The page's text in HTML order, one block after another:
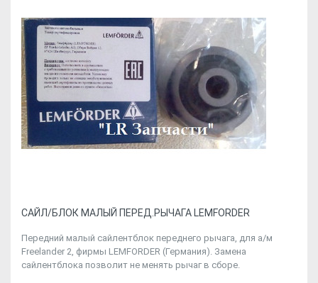
CАЙЛ/БЛОК МАЛЫЙ ПЕРЕД.РЫЧАГА LEMFORDER
Передний малый сайлентблок переднего рычага, для а/м
Freelander 2, фирмы LEMFORDER (Германия). Замена
сайлентблока позволит не менять рычаг в сборе.